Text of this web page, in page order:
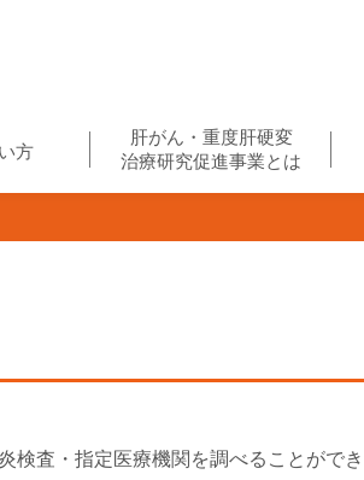
方
肝がん・重度肝硬変
治療研究促進事業とは
検査・指定医療機関を調べることがで